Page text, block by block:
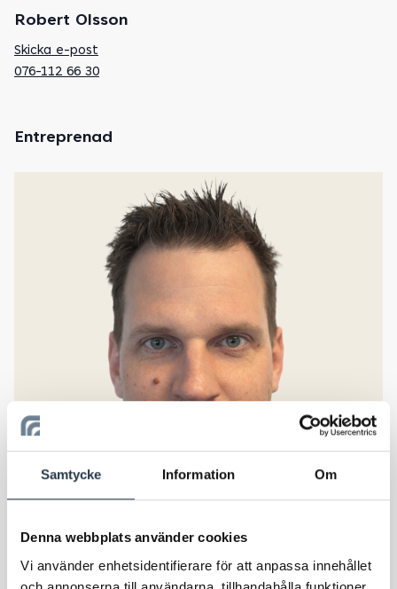
Samtycke Information Om
Denna webbplats använder cookies
Vi använder enhetsidentifierare för att anpassa innehållet
Robert Olsson
Skicka e-post
076-112 66 30
Entreprenad
Entreprenadingenjör
Robert Collberg